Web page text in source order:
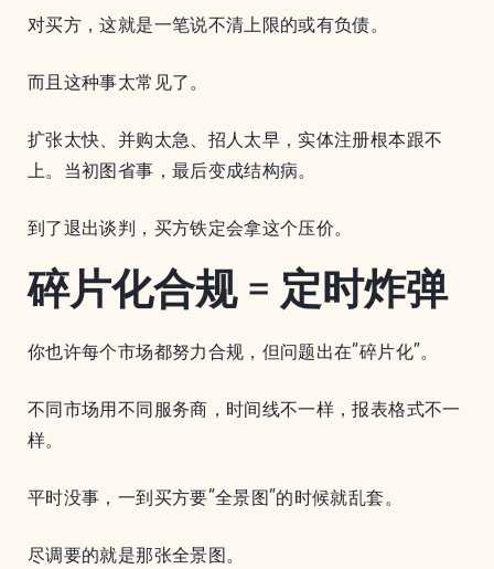
对买方，这就是一笔说不清上限的或有负债。
而且这种事太常见了。
扩张太快、并购太急、招人太早，实体注册根本跟不
上。当初图省事，最后变成结构病。
到了退出谈判，买方铁定会拿这个压价。
碎片化合规 = 定时炸弹
你也许每个市场都努力合规，但问题出在“碎片化”。
不同市场用不同服务商，时间线不一样，报表格式不一
样。
平时没事，一到买方要“全景图”的时候就乱套。
尽调要的就是那张全景图。